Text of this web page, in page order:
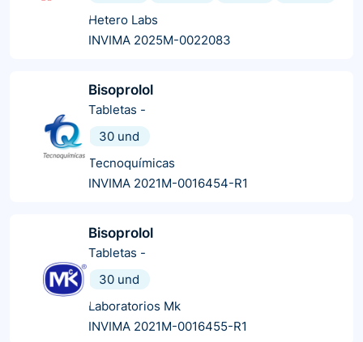
Hetero Labs
INVIMA 2025M-0022083
Bisoprolol
Tabletas -
30 und
Tecnoquímicas
INVIMA 2021M-0016454-R1
Bisoprolol
Tabletas -
30 und
Laboratorios Mk
INVIMA 2021M-0016455-R1